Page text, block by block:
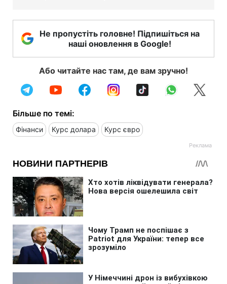
Не пропустіть головне! Підпишіться на
наші оновлення в Google!
Або читайте нас там, де вам зручно!
Більше по темі:
Фінанси Курс долара Курс євро